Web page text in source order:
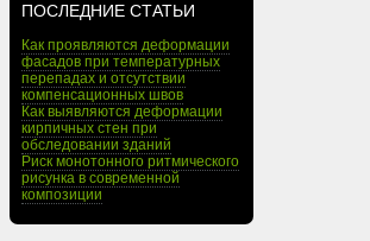
ПОСЛЕДНИЕ СТАТЬИ
Как проявляются деформации
фасадов при температурных
перепадах и отсутствии
компенсационных швов
Как выявляются деформации
кирпичных стен при
обследовании зданий
Риск монотонного ритмического
рисунка в современной
композиции